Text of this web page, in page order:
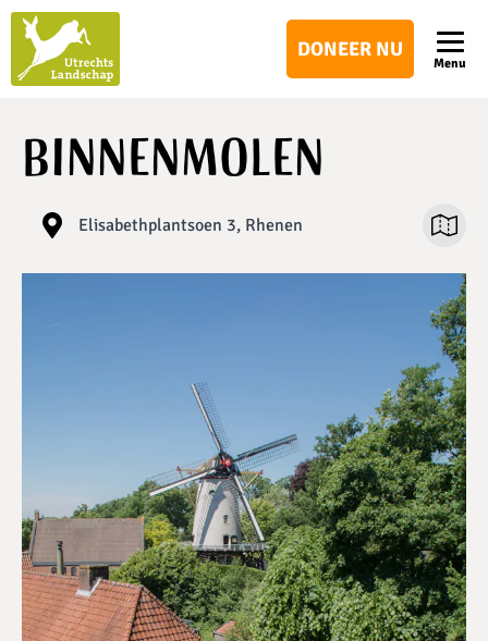
DONEER NU
Menu
Binnenmolen
Elisabethplantsoen 3, Rhenen Open